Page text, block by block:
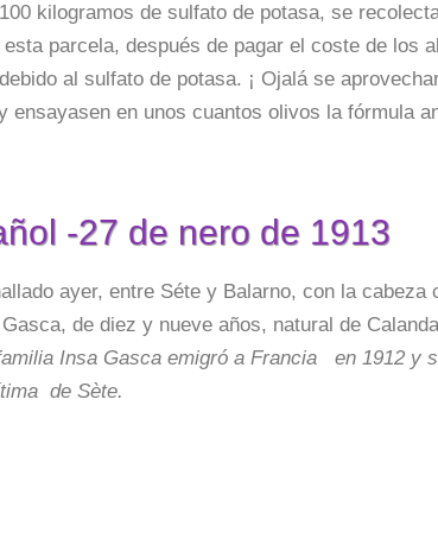
kilogramos de sulfato de potasa, se
parcela, después de pagar el coste de los
al sulfato de potasa. ¡ Ojalá se
ensayasen en unos cuantos olivos la fórmula
-27 de nero de 1913
ayer, entre Séte y Balarno, con la cabeza
de diez y nueve años, natural de
Insa Gasca emigró a Francia en 1912 y
de Sète.